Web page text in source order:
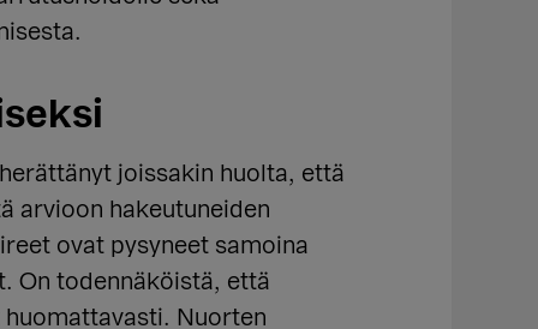
joissakin huolta, että
arvioon hakeutuneiden
ovat pysyneet samoina
On todennäköistä, että
Nuorten